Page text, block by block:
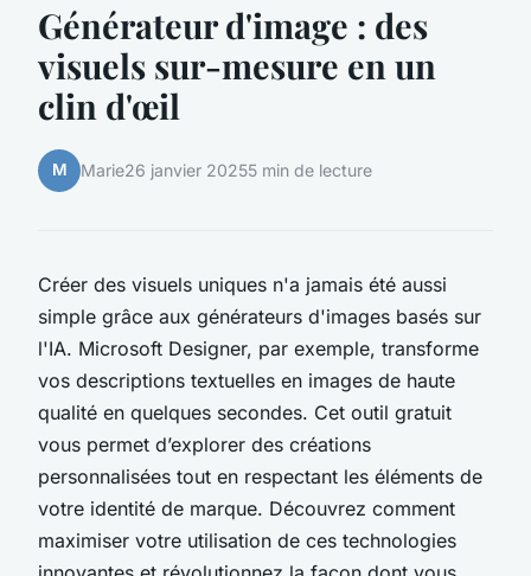
Générateur d'image : des
visuels sur-mesure en un
clin d'œil
M Marie26 janvier 20255 min de lecture
Créer des visuels uniques n'a jamais été aussi
simple grâce aux générateurs d'images basés sur
l'IA. Microsoft Designer, par exemple, transforme
vos descriptions textuelles en images de haute
qualité en quelques secondes. Cet outil gratuit
vous permet d’explorer des créations
personnalisées tout en respectant les éléments de
votre identité de marque. Découvrez comment
maximiser votre utilisation de ces technologies